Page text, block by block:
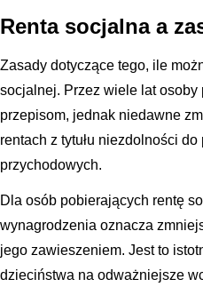
Renta socjalna a
Zasady dotyczące tego, ile
socjalnej. Przez wiele lat osoby
przepisom, jednak niedawne
rentach z tytułu niezdolności
przychodowych.
Dla osób pobierających rentę
wynagrodzenia oznacza
jego zawieszeniem. Jest to
dzieciństwa na odważniejsze